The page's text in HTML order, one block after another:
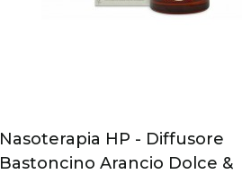
Nasoterapia HP - Diffusore
Bastoncino Arancio Dolce &